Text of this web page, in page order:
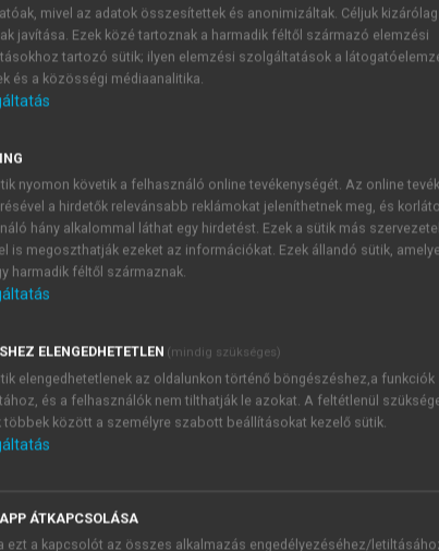
1 óra
JELSZÓ
Kérek értesítést a MeRSZ
Kérek értesítést az
mivel az adatok összesítettek és anonimizáltak. Céljuk
javítása. Ezek közé tartoznak a harmadik féltől származó elemzési
tartozó sütik; ilyen elemzési szolgáltatások a
és a közösségi médiaanalitika.
nyomon követik a felhasználó online tevékenységét. Az online
a hirdetők relevánsabb reklámokat jeleníthetnek meg, és
hány alkalommal láthat egy hirdetést. Ezek a sütik más
is megoszthatják ezeket az információkat. Ezek állandó sütik,
harmadik féltől származnak.
ELENGEDHETETLEN (mindig szükséges)
elengedhetetlenek az oldalunkon történő böngészéshez,a funkciók
és a felhasználók nem tilthatják le azokat. A feltétlenül
többek között a személyre szabott beállításokat kezelő sütik.
ÁTKAPCSOLÁSA
ezt a kapcsolót az összes alkalmazás engedélyezéséhez/